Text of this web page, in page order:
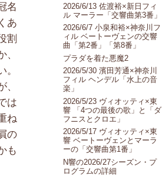
名
あ
割
は
ね
の
も
2026/6/13 佐渡裕×新日フィ
ル マーラー「交響曲第3番」
2026/6/7 小泉和裕×神奈川フ
ィル ベートーヴェンの交響
曲「第2番」「第8番」
プラダを着た悪魔2
2026/5/30 濱田芳通×神奈川
フィル ヘンデル「水上の音
楽」
2026/5/23 ヴィオッティ×東
響 「4つの最後の歌」と「ダ
フニスとクロエ」
2026/5/17 ヴィオッティ×東
響 ベートーヴェンとマーラ
ーの「交響曲第1番」
N響の2026/27シーズン・プ
ログラムの詳細